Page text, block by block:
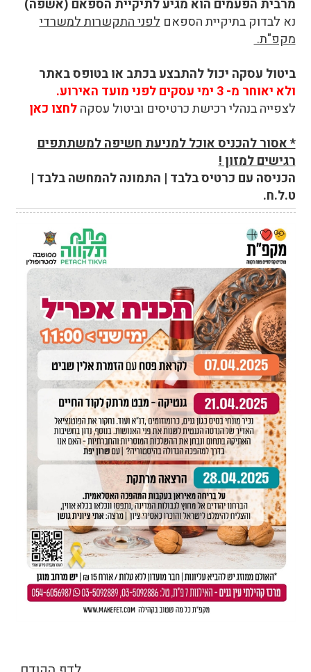
מרבית הפעמים הוא מגיע לתיקיית הספאם (אשפה)
נא לבדוק בתיקיית הספאםלפני התקשרות למשרדי
מקפ"ת.
ביטול עסקה יכול להתבצע בכתב או בטופס באתר
ולא יאוחר מ- 3 ימי עסקים לפני מועד האירוע.
לצפייה בנהלי רכישת כרטיסים וביטול עסקהלחצו כאן
* אסור להכניס אוכל למניעת חשיפה למשתתפים
רגישים למזון !
הכניסה עם כרטיס בלבד | התמונה להמחשה בלבד |
ט.ל.ח.